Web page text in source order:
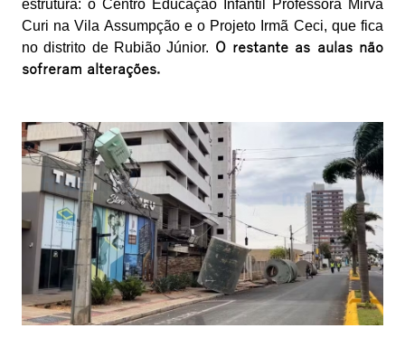
estrutura: o Centro Educação Infantil Professora Mirva
Curi na Vila Assumpção e o Projeto Irmã Ceci, que fica
no distrito de Rubião Júnior. O restante as aulas não
sofreram alterações.